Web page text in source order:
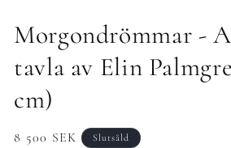
Morgondrömmar -
tavla av Elin
cm)
Ordinarie
8 500 SEK Slutsåld